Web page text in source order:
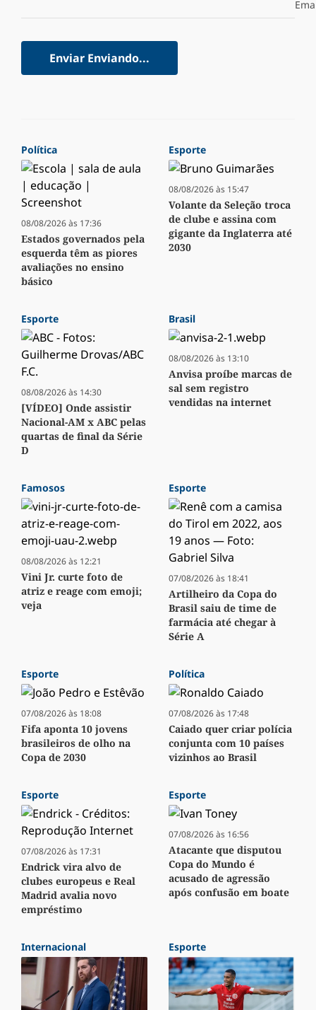
Enviar Enviando...
Política
08/08/2026 às 17:36
Estados governados pela
esquerda têm as piores
avaliações no ensino
básico
Esporte
08/08/2026 às 15:47
Volante da Seleção troca
de clube e assina com
gigante da Inglaterra até
2030
Esporte
08/08/2026 às 14:30
[VÍDEO] Onde assistir
Nacional-AM x ABC pelas
quartas de final da Série
D
Brasil
08/08/2026 às 13:10
Anvisa proíbe marcas de
sal sem registro
vendidas na internet
Famosos
08/08/2026 às 12:21
Vini Jr. curte foto de
atriz e reage com emoji;
veja
Esporte
07/08/2026 às 18:41
Artilheiro da Copa do
Brasil saiu de time de
farmácia até chegar à
Série A
Esporte
07/08/2026 às 18:08
Fifa aponta 10 jovens
brasileiros de olho na
Copa de 2030
Política
07/08/2026 às 17:48
Caiado quer criar polícia
conjunta com 10 países
vizinhos ao Brasil
Esporte
07/08/2026 às 17:31
Endrick vira alvo de
clubes europeus e Real
Madrid avalia novo
empréstimo
Esporte
07/08/2026 às 16:56
Atacante que disputou
Copa do Mundo é
acusado de agressão
após confusão em boate
Internacional Esporte